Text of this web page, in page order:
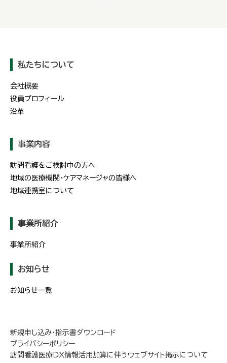
私たちについて
会社概要
役員プロフィール
沿革
事業内容
訪問看護をご検討中の方へ
地域の医療機関・ケアマネージャの皆様へ
地域連携室について
事業所紹介
事業所紹介
お知らせ
お知らせ一覧
新規申し込み・指示書ダウンロード
プライバシーポリシー
訪問看護医療ＤＸ情報活用加算に伴うウェブサイト掲示について